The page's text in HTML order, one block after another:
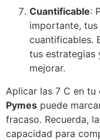
Cuantificable:
importante,
cuantificables.
tus estrategias
mejorar.
Aplicar las 7 C en tu
Pymes puede
fracaso. Recuerda,
capacidad para